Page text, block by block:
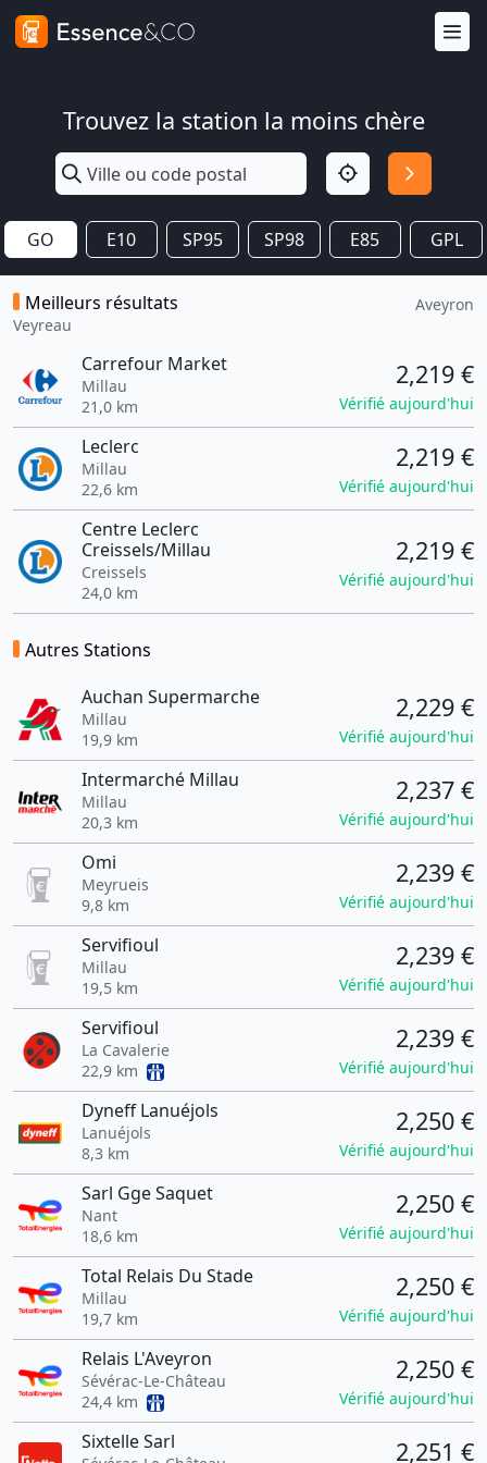
Trouvez la station la moins chère
GO E10 SP95 SP98 E85 GPL
Meilleurs résultats
Veyreau
Aveyron
Carrefour Market
Millau
21,0 km
2,219 €
Vérifié aujourd'hui
Leclerc
Millau
22,6 km
2,219 €
Vérifié aujourd'hui
Centre Leclerc
Creissels/Millau
Creissels
24,0 km
2,219 €
Vérifié aujourd'hui
Autres Stations
Auchan Supermarche
Millau
19,9 km
2,229 €
Vérifié aujourd'hui
Intermarché Millau
Millau
20,3 km
2,237 €
Vérifié aujourd'hui
Omi
Meyrueis
9,8 km
2,239 €
Vérifié aujourd'hui
Servifioul
Millau
19,5 km
2,239 €
Vérifié aujourd'hui
Servifioul
La Cavalerie
22,9 km
2,239 €
Vérifié aujourd'hui
Dyneff Lanuéjols
Lanuéjols
8,3 km
2,250 €
Vérifié aujourd'hui
Sarl Gge Saquet
Nant
18,6 km
2,250 €
Vérifié aujourd'hui
Total Relais Du Stade
Millau
19,7 km
2,250 €
Vérifié aujourd'hui
Relais L'Aveyron
Sévérac-Le-Château
24,4 km
2,250 €
Vérifié aujourd'hui
Sixtelle Sarl 2,251 €